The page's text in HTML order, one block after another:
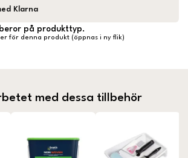
Klarna
på produkttyp.
för denna produkt (öppnas i ny flik)
med dessa tillbehör